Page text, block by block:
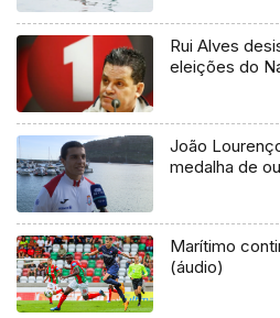
Rui Alves
eleições do
João
medalha de
Marítimo
(áudio)